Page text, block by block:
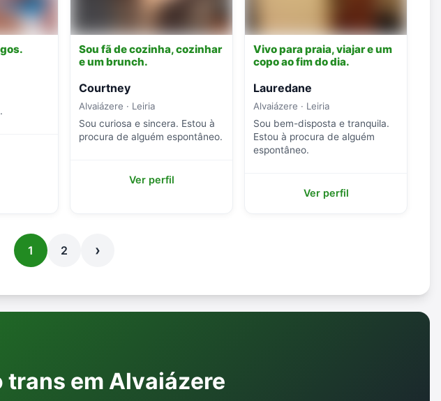
Sou fã de cozinha, cozinhar
e um brunch.
Courtney
Alvaiázere · Leiria
Sou curiosa e sincera. Estou à
procura de alguém espontâneo.
Ver perfil
Vivo para praia, viajar e um
copo ao fim do dia.
Lauredane
Alvaiázere · Leiria
Sou bem-disposta e tranquila.
Estou à procura de alguém
espontâneo.
Ver perfil
1 2 ›
trans em Alvaiázere